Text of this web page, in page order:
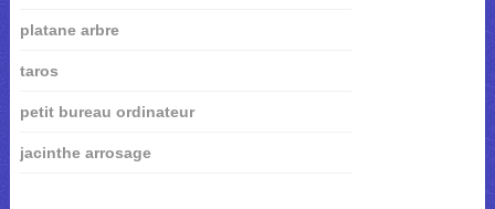
platane arbre
taros
petit bureau ordinateur
jacinthe arrosage